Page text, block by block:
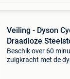
Veiling - Dyson
Draadloze
Beschik over 60
zuigkracht met de